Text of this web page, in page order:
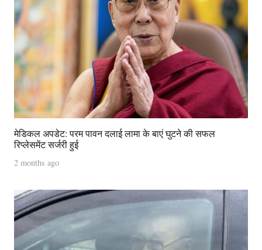
मेडिकल अपडेट: परम पावन दलाई लामा के बाएं घुटने की सफल
रिप्लेसमेंट सर्जरी हुई
2 months ago